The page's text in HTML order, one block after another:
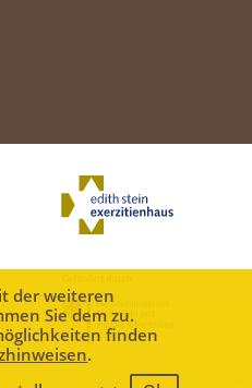
der weiteren
Sie dem zu.
finden
.